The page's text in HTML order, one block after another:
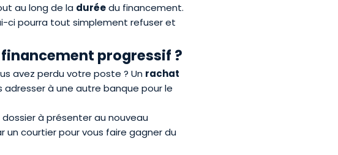
au long de la duréedu financement.
ci pourra tout simplement refuser et
progressif ?
avez perdu votre poste ? Un rachat
à une autre banque pour le
à présenter au nouveau
un courtier pour vous faire gagner du